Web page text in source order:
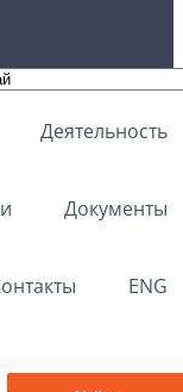
Деятельность
Документы
ENG